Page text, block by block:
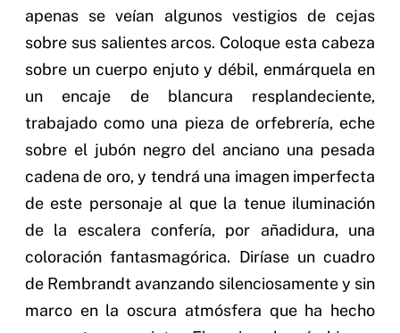
apenas se veían algunos vestigios de cejas
sobre sus salientes arcos. Coloque esta cabeza
sobre un cuerpo enjuto y débil, enmárquela en
un encaje de blancura resplandeciente,
trabajado como una pieza de orfebrería, eche
sobre el jubón negro del anciano una pesada
cadena de oro, y tendrá una imagen imperfecta
de este personaje al que la tenue iluminación
de la escalera confería, por añadidura, una
coloración fantasmagórica. Diríase un cuadro
de Rembrandt avanzando silenciosamente y sin
marco en la oscura atmósfera que ha hecho